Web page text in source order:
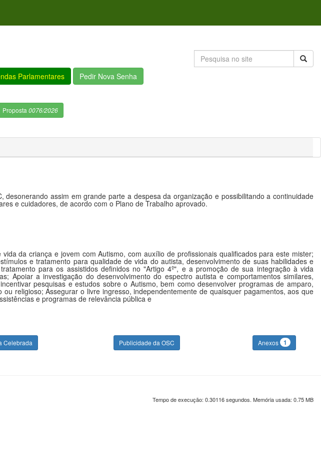
Parlamentares Pedir Nova Senha
Proposta 0076/2026
assim em grande parte a despesa da organização e possibilitando a continuidade
e cuidadores, de acordo com o Plano de Trabalho aprovado.
da criança e jovem com Autismo, com auxílio de profissionais qualificados para este mister;
e tratamento para qualidade de vida do autista, desenvolvimento de suas habilidades e
para os assistidos definidos no "Artigo 4º", e a promoção de sua integração à vida
Apoiar a investigação do desenvolvimento do espectro autista e comportamentos similares,
pesquisas e estudos sobre o Autismo, bem como desenvolver programas de amparo,
religioso; Assegurar o livre ingresso, independentemente de quaisquer pagamentos, aos que
e programas de relevância pública e
Celebrada Publicidade da OSC Anexos 1
Tempo de execução: 0.30116 segundos. Memória usada: 0.75 MB